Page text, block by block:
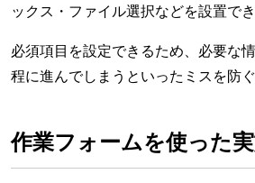
ックス・ファイル選択などを設置でき
必須項目を設定できるため、必要な
程に進んでしまうといったミスを防
作業フォームを使った